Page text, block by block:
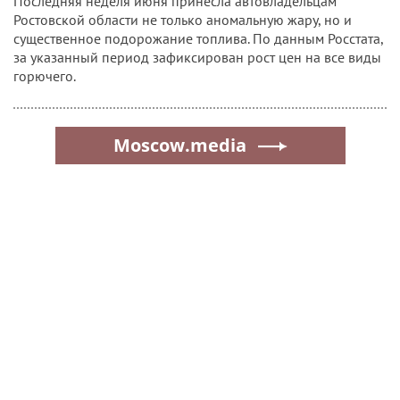
Ростовской области не только аномальную жару, но и
существенное подорожание топлива. По данным Росстата,
за указанный период зафиксирован рост цен на все виды
горючего.
Moscow.media